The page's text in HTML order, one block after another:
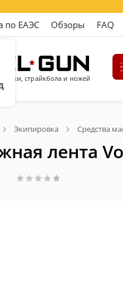
по ЕАЭС Обзоры FAQ
страйкбола и ножей
Экипировка Средства
лента